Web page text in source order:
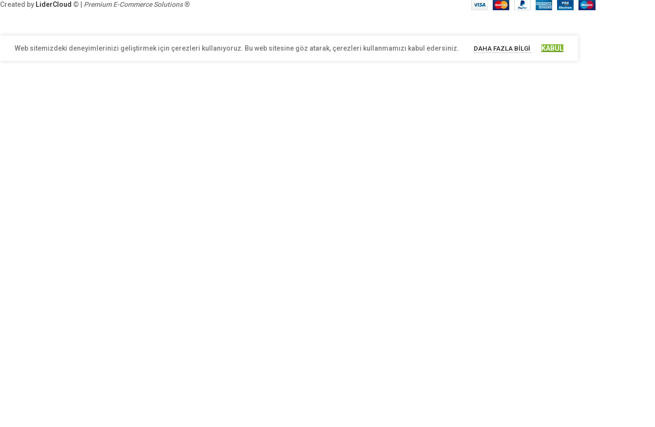
Created by LiderCloud © | Premium E-Commerce Solutions®
Web sitemizdeki deneyimlerinizi geliştirmek için çerezleri kullanıyoruz. Bu web sitesine göz atarak, çerezleri kullanmamızı kabul edersiniz. DAHA FAZLA BILGI KABUL